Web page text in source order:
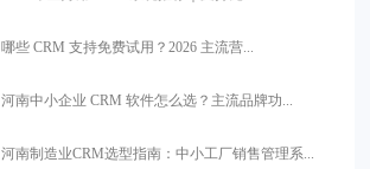
哪些 CRM 支持免费试用？2026 主流营...
河南中小企业 CRM 软件怎么选？主流品牌功...
河南制造业CRM选型指南：中小工厂销售管理系...